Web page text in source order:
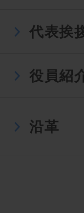
代表挨
役員紹
沿革